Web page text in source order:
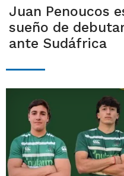
Juan Penoucos
sueño de
ante Sudáfrica